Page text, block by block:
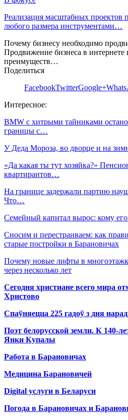
Реализация масштабных проектов
любого размера инструментами…
Почему бизнесу необходимо
Продвижение бизнеса в
преимуществ…
Поделиться
FacebookTwitterGoogle+
Интересное:
BMW с хитрыми тайниками
границы с…
У Деда Мороза, во дворце и на
«Да какая ты тут хозяйка?»
квартирантов…
На границе задержали партию
Что…
Семейный капитал вырос: кому
Сносим и перестраиваем: как
старые постройки в Барановичах
Почему новые лифты в
через несколько лет
Сегодня христиане всего мира
Христово
Спаўняецца 225 гадоў з дня
Поэт белорусской земли. К 140-
Янки Купалы
Работа в Барановичах
Медицина Барановичей
Digital услуги в Беларуси
Погода в Барановичах и